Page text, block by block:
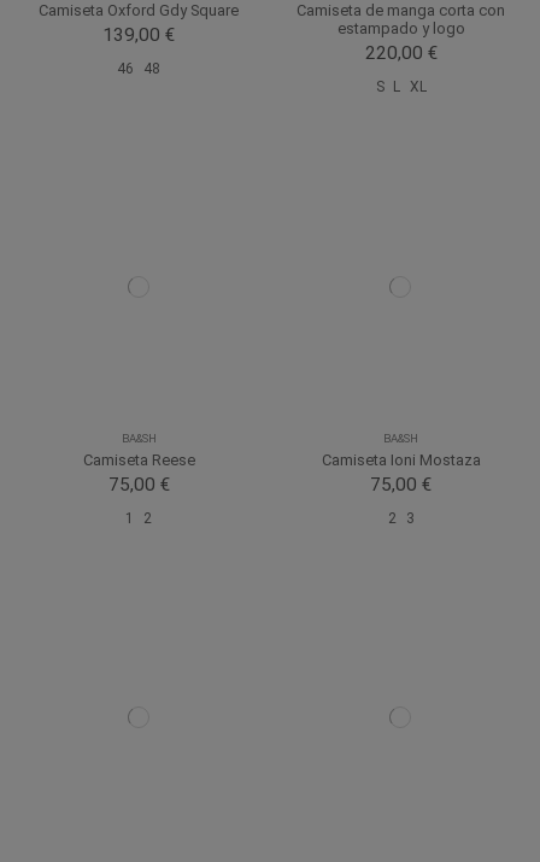
Camiseta Oxford Gdy Square
139,00 €
46 48
Camiseta de manga corta con
estampado y logo
220,00 €
S L XL
BA&SH
Camiseta Reese
75,00 €
1 2
BA&SH
Camiseta Ioni Mostaza
75,00 €
2 3